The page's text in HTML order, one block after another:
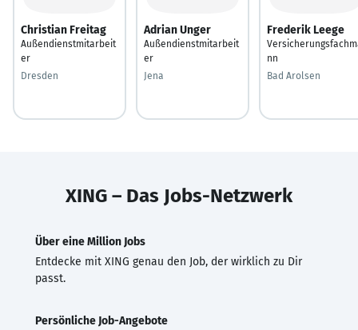
Christian Freitag
Außendienstmitarbeit
er
Dresden
Adrian Unger
Außendienstmitarbeit
er
Jena
Frederik Leege
nn
Bad Arolsen
XING – Das Jobs-Netzwerk
Über eine Million Jobs
Entdecke mit XING genau den Job, der wirklich zu Dir
passt.
Persönliche Job-Angebote